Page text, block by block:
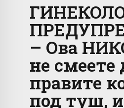
– Ова
не смеете
правите
под туш,